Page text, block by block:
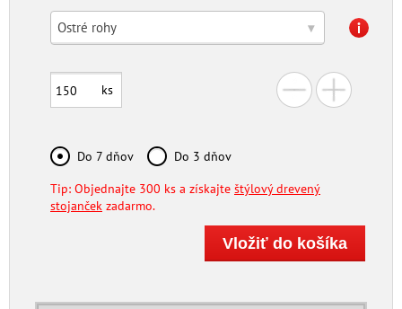
Ostré rohy ▾
ks
Do 7 dňov
Do 3 dňov
Tip: Objednajte 300 ks a získajte štýlový drevený
stojanček zadarmo.